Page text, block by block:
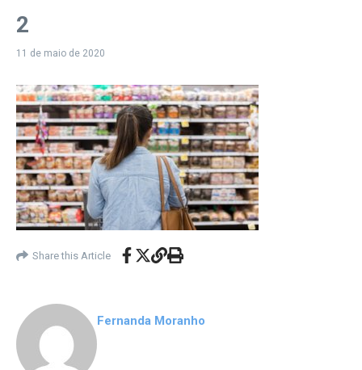
2
11 de maio de 2020
Share this Article
Fernanda Moranho